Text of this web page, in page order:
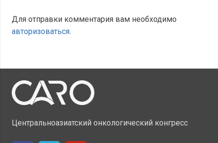
Для отправки комментария вам необходимо
авторизоваться.
Центральноазиатский онкологический конгресс